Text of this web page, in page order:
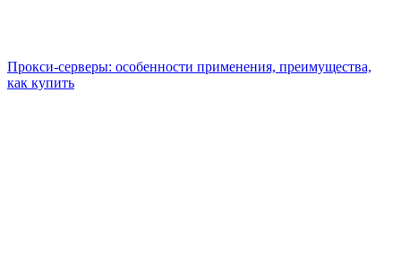
Прокси-серверы: особенности применения, преимущества,
как купить